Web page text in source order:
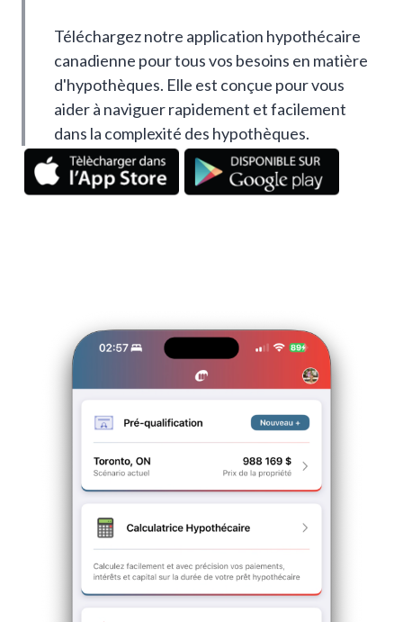
Téléchargez notre application hypothécaire
canadienne pour tous vos besoins en matière
d'hypothèques. Elle est conçue pour vous
aider à naviguer rapidement et facilement
dans la complexité des hypothèques.